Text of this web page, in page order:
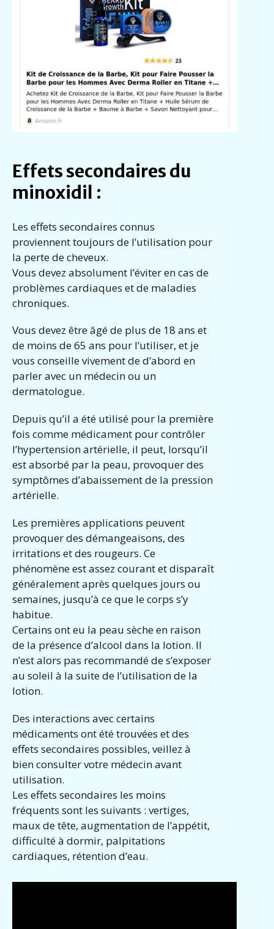
Effets secondaires du
minoxidil :
Les effets secondaires connus
proviennent toujours de l’utilisation pour
la perte de cheveux.
Vous devez absolument l’éviter en cas de
problèmes cardiaques et de maladies
chroniques.
Vous devez être âgé de plus de 18 ans et
de moins de 65 ans pour l’utiliser, et je
vous conseille vivement de d’abord en
parler avec un médecin ou un
dermatologue.
Depuis qu’il a été utilisé pour la première
fois comme médicament pour contrôler
l’hypertension artérielle, il peut, lorsqu’il
est absorbé par la peau, provoquer des
symptômes d’abaissement de la pression
artérielle.
Les premières applications peuvent
provoquer des démangeaisons, des
irritations et des rougeurs. Ce
phénomène est assez courant et disparaît
généralement après quelques jours ou
semaines, jusqu’à ce que le corps s’y
habitue.
Certains ont eu la peau sèche en raison
de la présence d’alcool dans la lotion. Il
n’est alors pas recommandé de s’exposer
au soleil à la suite de l’utilisation de la
lotion.
Des interactions avec certains
médicaments ont été trouvées et des
effets secondaires possibles, veillez à
bien consulter votre médecin avant
utilisation.
Les effets secondaires les moins
fréquents sont les suivants : vertiges,
maux de tête, augmentation de l’appétit,
difficulté à dormir, palpitations
cardiaques, rétention d’eau.